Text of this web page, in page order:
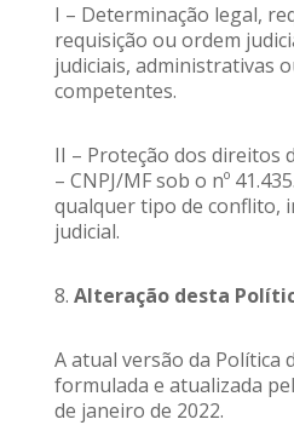
I – Determinação legal,
requisição ou ordem
judiciais, administrativas
competentes.
II – Proteção dos direitos
– CNPJ/MF sob o nº
qualquer tipo de conflito,
judicial.
8. Alteração desta
A atual versão da Política
formulada e atualizada
de janeiro de 2022.